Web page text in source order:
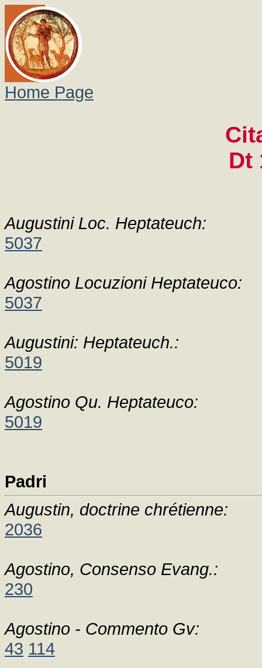
Home Page
Dt
Augustini Loc. Heptateuch:
5037
Agostino Locuzioni Heptateuco:
5037
Augustini: Heptateuch.:
5019
Agostino Qu. Heptateuco:
5019
Padri
Augustin, doctrine chrétienne:
2036
Agostino, Consenso Evang.:
230
Agostino - Commento Gv:
43 114